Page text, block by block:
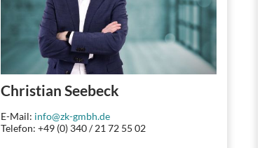
Christian Seebeck
E-Mail: info@zk-gmbh.de
Telefon: +49 (0) 340 / 21 72 55 02